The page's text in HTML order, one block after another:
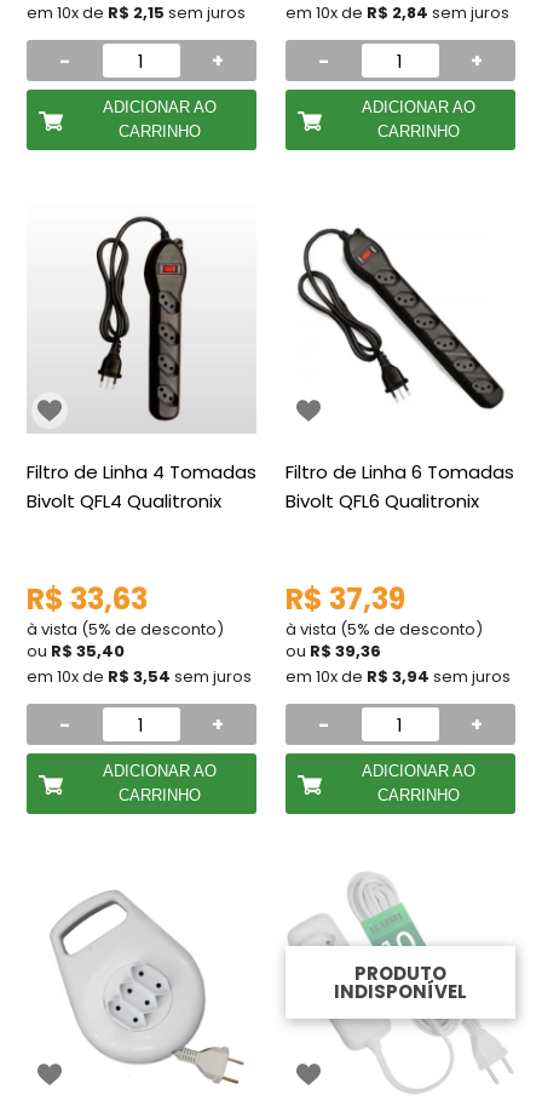
em 10x de R$ 2,15 sem juros
- +
ADICIONAR AO
CARRINHO
em 10x de R$ 2,84 sem juros
- +
ADICIONAR AO
CARRINHO
Filtro de Linha 4 Tomadas
Bivolt QFL4 Qualitronix
R$ 33,63
à vista (5% de desconto)
ou R$ 35,40
em 10x de R$ 3,54 sem juros
- +
ADICIONAR AO
CARRINHO
Filtro de Linha 6 Tomadas
Bivolt QFL6 Qualitronix
R$ 37,39
à vista (5% de desconto)
ou R$ 39,36
em 10x de R$ 3,94 sem juros
- +
ADICIONAR AO
CARRINHO
PRODUTO
INDISPONÍVEL